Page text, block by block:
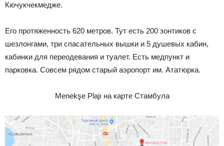
Кючукчекмедже.
Его протяженность 620 метров. Тут есть 200 зонтиков с
шезлонгами, три спасательных вышки и 5 душевых кабин,
кабинки для переодевания и туалет. Есть медпункт и
парковка. Совсем рядом старый аэропорт им. Ататюрка.
Menekşe Plajı накарте Стамбула